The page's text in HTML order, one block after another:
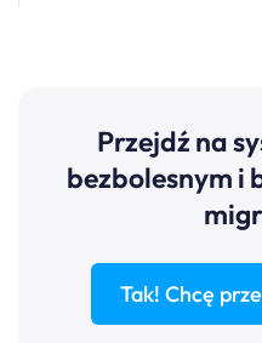
Przejdź na
bezbolesnym i
Tak! Chcę